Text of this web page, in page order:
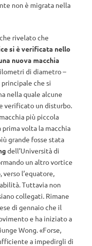
non è migrata nella
rivelato che
si è verificata nello
nuova macchia
di diametro –
che si
nella quale alcune
verificato un disturbo.
più piccola
prima volta la macchia
grande fosse stata
dell’Università di
un altro vortice
l’equatore,
Tuttavia non
collegati. Rimane
di gennaio che il
e ha iniziato a
Wong. «Forse,
a impedirgli di